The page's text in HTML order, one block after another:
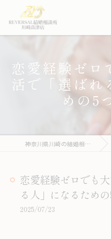
恋愛経験ゼロ
活で「選ばれ
めの5
神奈川県川崎の結婚相談所ならREVERSAL結婚相談所川崎高津店
恋愛経験ゼロでも
る人」になるため
2025/07/23